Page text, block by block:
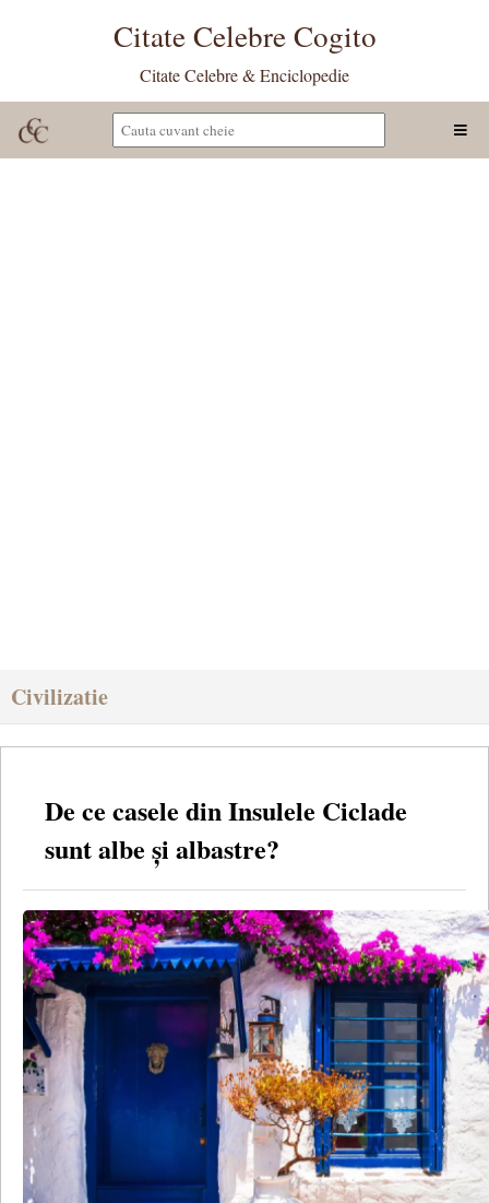
Citate Celebre Cogito
Citate Celebre & Enciclopedie
Civilizatie
De ce casele din Insulele Ciclade
sunt albe și albastre?